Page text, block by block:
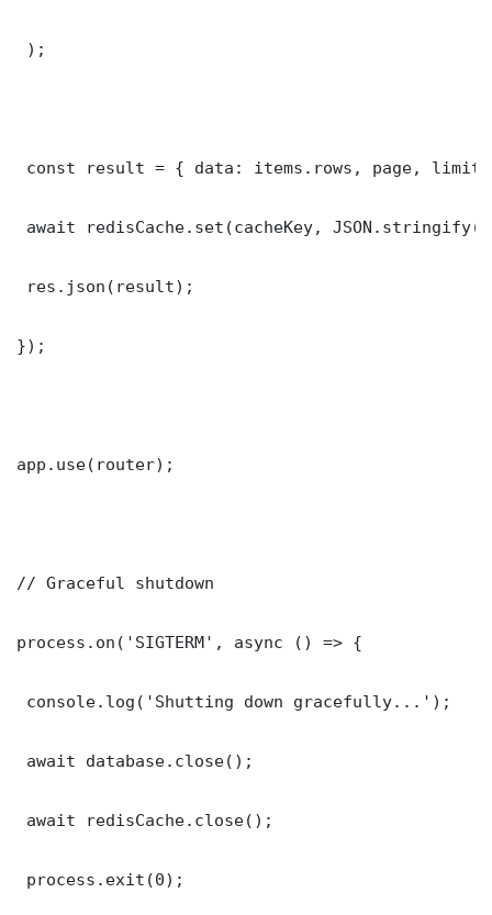
);
const result = { data: items.rows, page,
await redisCache.set(cacheKey,
res.json(result);
});
app.use(router);
// Graceful shutdown
process.on('SIGTERM', async () => {
console.log('Shutting down gracefully...');
await database.close();
await redisCache.close();
process.exit(0);